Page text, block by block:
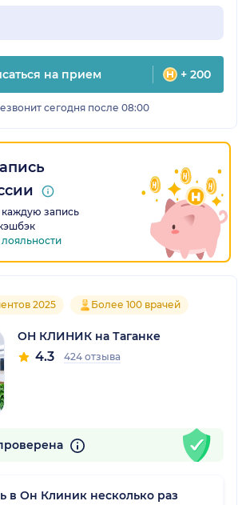
на прием + 200
сегодня после 08:00
каждую запись
2025 Более 100 врачей
ОН КЛИНИК на Таганке
4.3 424 отзыва
в Он Клиник несколько раз